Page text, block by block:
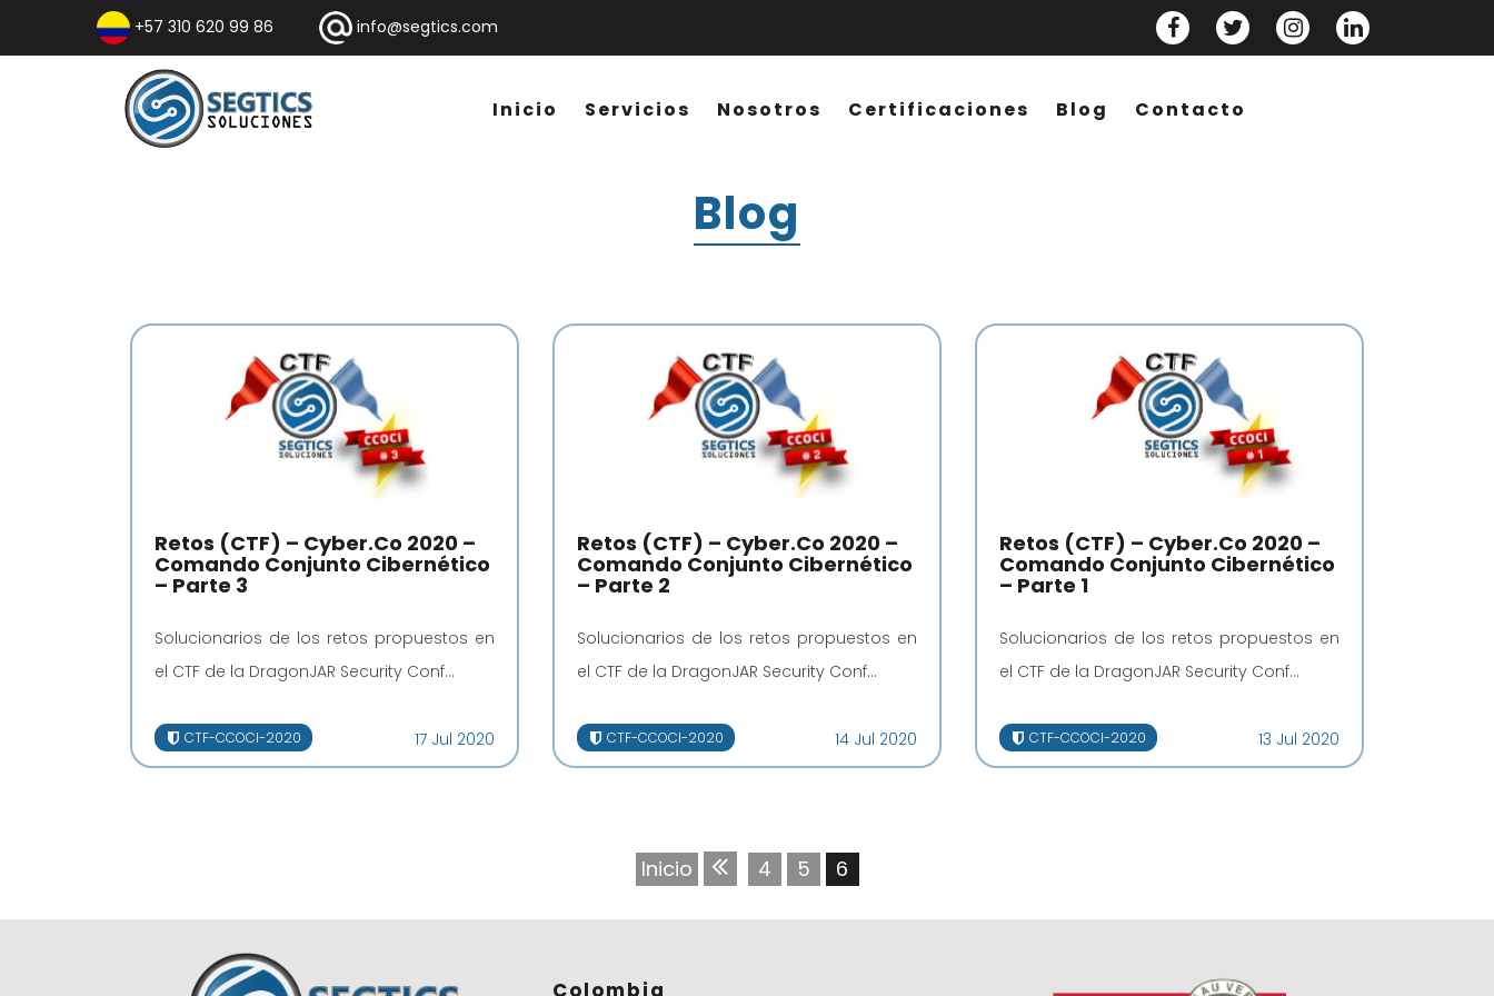
+57 310 620 99 86
info@segtics.com
FacebookTwitter InstagramLinkedln
Inicio Servicios Nosotros Certificaciones Blog Contacto
Blog
Retos (CTF) – Cyber.Co 2020 –
Comando Conjunto Cibernético
– Parte 3
Solucionarios de los retos propuestos en
el CTF de la DragonJAR Security Conf...
CTF-CCOCI-2020 17 Jul 2020
Retos (CTF) – Cyber.Co 2020 –
Comando Conjunto Cibernético
– Parte 2
Solucionarios de los retos propuestos en
el CTF de la DragonJAR Security Conf...
CTF-CCOCI-2020 14 Jul 2020
Retos (CTF) – Cyber.Co 2020 –
Comando Conjunto Cibernético
– Parte 1
Solucionarios de los retos propuestos en
el CTF de la DragonJAR Security Conf...
CTF-CCOCI-2020 13 Jul 2020
Inicio 4 5 6
Colombia